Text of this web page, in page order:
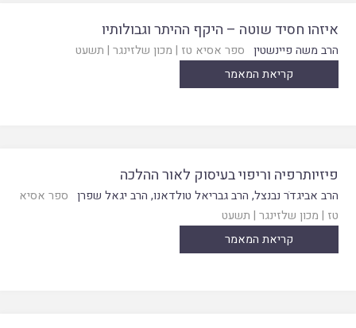
איזהו חסיד שוטה – היקף ההיתר וגבולותיו
הרב משה פיינשטין ספר אסיא טז | מכון שלזינגר | תשעט
קריאת המאמר
פיזיותרפיה וריפוי בעיסוק לאור ההלכה
הרב אביגדֹר נבנצל, הרב גבריאל טולדאנו, הרב יגאל שפרן ספר אסיא
טז | מכון שלזינגר | תשעט
קריאת המאמר